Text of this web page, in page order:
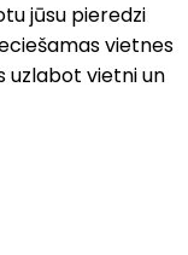
jūsu pieredzi
vietnes
uzlabot vietni un